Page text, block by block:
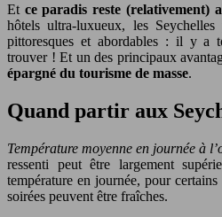
Et ce paradis reste (relativement)
hôtels ultra-luxueux, les Seychelles
pittoresques et abordables : il y a
trouver ! Et un des principaux
épargné du tourisme de masse.
Quand partir aux
Température moyenne en journée à
ressenti peut être largement
température en journée, pour
soirées peuvent être fraîches.